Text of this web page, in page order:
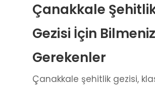
Çanakkale
Gezisi İçin Bilmeniz
Gerekenler
Çanakkale şehitlik gezisi,